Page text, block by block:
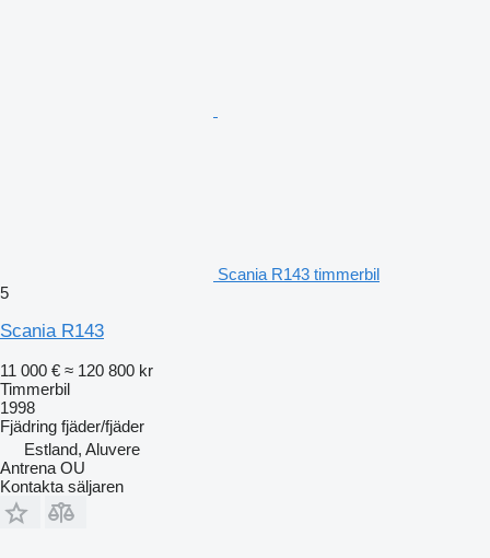
Scania R143 timmerbil
5
Scania R143
11 000 € ≈ 120 800 kr
Timmerbil
1998
Fjädring fjäder/fjäder
Estland, Aluvere
Antrena OU
Kontakta säljaren